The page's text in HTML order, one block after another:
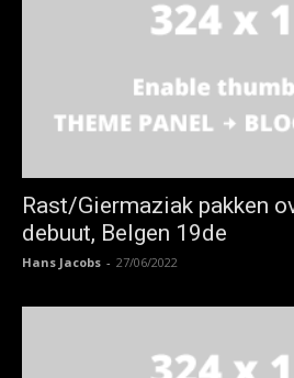
Rast/Giermaziak pakken
debuut, Belgen 19de
Hans Jacobs - 27/06/2022